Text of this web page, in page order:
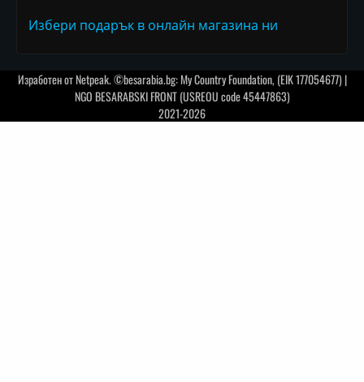
Избери подарък в онлайн магазина ни
Изработен отNetpeak. ©besarabia.bg: My Country Foundation, (EIK 177054677) |
NGO BESARABSKI FRONT (USREOU code 45447863)
2021-2026